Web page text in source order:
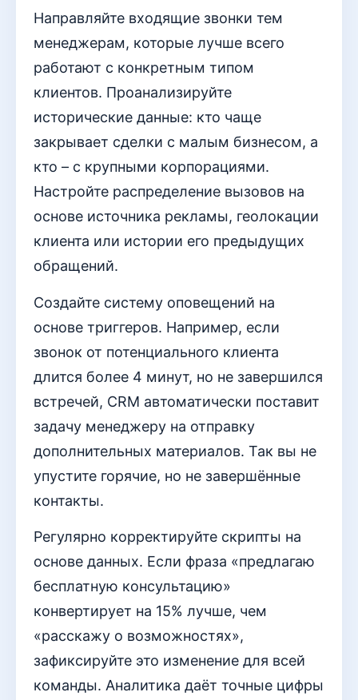
Направляйте входящие звонки тем
менеджерам, которые лучше всего
работают с конкретным типом
клиентов. Проанализируйте
исторические данные: кто чаще
закрывает сделки с малым бизнесом, а
кто – с крупными корпорациями.
Настройте распределение вызовов на
основе источника рекламы, геолокации
клиента или истории его предыдущих
обращений.
Создайте систему оповещений на
основе триггеров. Например, если
звонок от потенциального клиента
длится более 4 минут, но не завершился
встречей, CRM автоматически поставит
задачу менеджеру на отправку
дополнительных материалов. Так вы не
упустите горячие, но не завершённые
контакты.
Регулярно корректируйте скрипты на
основе данных. Если фраза «предлагаю
бесплатную консультацию»
конвертирует на 15% лучше, чем
«расскажу о возможностях»,
зафиксируйте это изменение для всей
команды. Аналитика даёт точные цифры